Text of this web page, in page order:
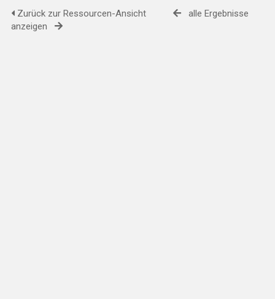
Zurück zur Ressourcen-Ansicht
alle Ergebnisse
anzeigen